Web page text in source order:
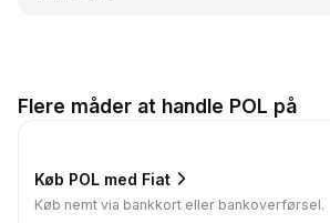
Flere måder at handle POL på
Køb POL med Fiat
Køb nemt via bankkort eller bankoverførsel.